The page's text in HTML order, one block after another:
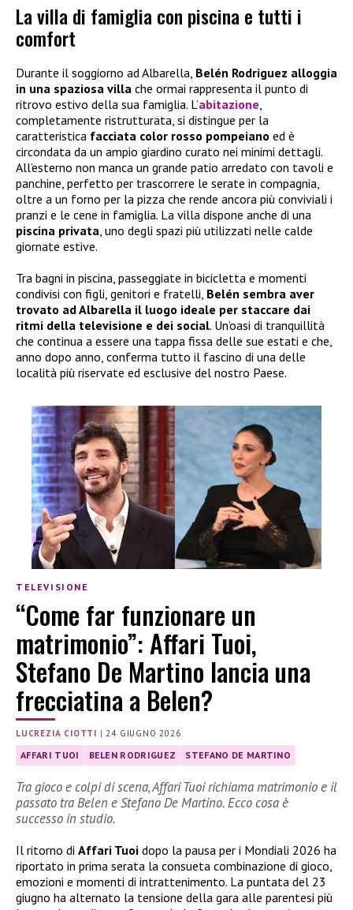
La villa di famiglia con piscina e tutti i
comfort
Durante il soggiorno ad Albarella, Belén Rodriguez alloggia
in una spaziosa villa che ormai rappresenta il punto di
ritrovo estivo della sua famiglia. L’abitazione
completamente ristrutturata, si distingue per la
caratteristica facciata color rosso pompeiano ed è
circondata da un ampio giardino curato nei minimi dettagli.
All’esterno non manca un grande patio arredato con tavoli e
panchine, perfetto per trascorrere le serate in compagnia,
oltre a un forno per la pizza che rende ancora più conviviali i
pranzi e le cene in famiglia. La villa dispone anche di una
piscina privata , uno degli spazi più utilizzati nelle calde
giornate estive.
Tra bagni in piscina, passeggiate in bicicletta e momenti
condivisi con figli, genitori e fratelli, Belén sembra aver
trovato ad Albarella il luogo ideale per staccare dai
ritmi della televisione e dei social. Un’oasi di tranquillità
che continua a essere una tappa fissa delle sue estati e che,
anno dopo anno, conferma tutto il fascino di una delle
località più riservate ed esclusive del nostro Paese.
TELEVISIONE
“Come far funzionare un
matrimonio”: Affari Tuoi,
Stefano De Martino lancia una
frecciatina a Belen?
LUCREZIA CIOTTI |24 GIUGNO 2026
AFFARI TUOI BELEN RODRIGUEZ STEFANO DE MARTINO
Tra gioco e colpi di scena, Affari Tuoi richiama matrimonio e il
passato tra Belen e Stefano De Martino. Ecco cosa è
successo in studio.
Il ritorno di Affari Tuoi dopo la pausa per i Mondiali 2026 ha
riportato in prima serata la consueta combinazione di gioco,
emozioni e momenti di intrattenimento. La puntata del 23
giugno ha alternato la tensione della gara alle parentesi più